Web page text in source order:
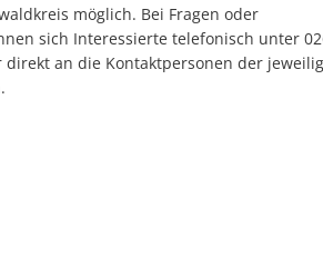
möglich. Bei Fragen oder
sich Interessierte telefonisch unter
an die Kontaktpersonen der